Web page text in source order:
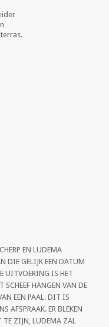
EN LUDEMA
DIE GELIJK EEN DATUM
UITVOERING IS HET
SCHEEF HANGEN VAN DE
EEN PAAL. DIT IS
AFSPRAAK. ER BLEKEN
TE ZIJN, LUDEMA ZAL